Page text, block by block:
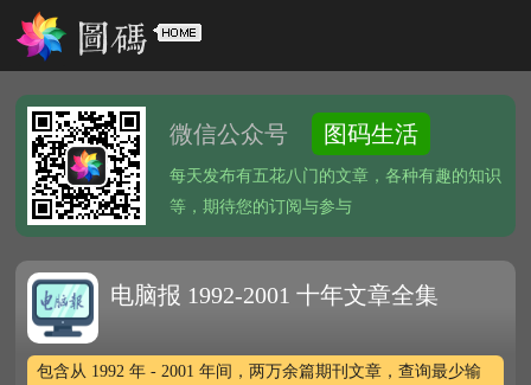
微信公众号 图码生活
每天发布有五花八门的文章，各种有趣的知识
等，期待您的订阅与参与
电脑报 1992-2001 十年文章全集
包含从 1992 年 - 2001 年间，两万余篇期刊文章，查询最少输